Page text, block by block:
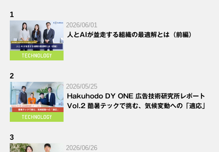
1
2026/06/01
人とAIが並走する組織の最適解とは（前編）
2
2026/05/25
Hakuhodo DY ONE 広告技術研究所レポート
Vol.2 酷暑テックで挑む、気候変動への「適応」
3
2026/06/26